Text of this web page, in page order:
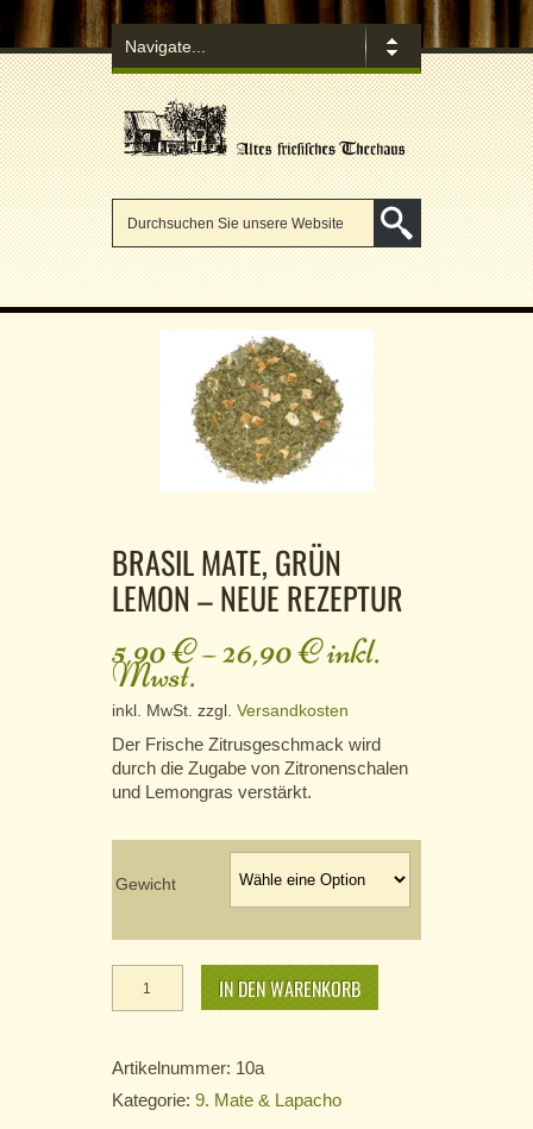
BRASIL MATE, GRÜN
LEMON – NEUE REZEPTUR
5,90€–26,90€inkl.
Mwst.
inkl. MwSt. zzgl. Versandkosten
Der Frische Zitrusgeschmack wird
durch die Zugabe von Zitronenschalen
und Lemongras verstärkt.
Gewicht
Brasil Mate,
grün Lemon
IN DEN WARENKORB
Artikelnummer: 10a
Kategorie: 9. Mate & Lapacho